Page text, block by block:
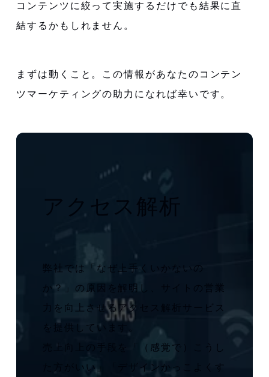
コンテンツに絞って実施するだけでも結果に直
結するかもしれません。
まずは動くこと。この情報があなたのコンテン
ツマーケティングの助力になれば幸いです。
アクセス解析
弊社では「なぜ上手くいかないの
か？」の原因を解明し、サイトの営業
力を向上させるアクセス解析サービス
を提供しています。
売上向上の手段を「（感覚で）こうし
た方がいい」「デザインかっこよくす